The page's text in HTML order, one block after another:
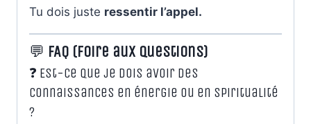
Tu dois juste ressentir l’appel.
💬 FAQ (Foire aux questions)
❓ Est-ce que je dois avoir des
connaissances en énergie ou en spiritualité
?